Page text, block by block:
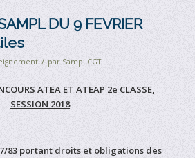
DU 9 FEVRIER
/ par Sampl CGT
ATEA ET ATEAP 2e CLASSE,
SESSION 2018
83 portant droits et obligations des